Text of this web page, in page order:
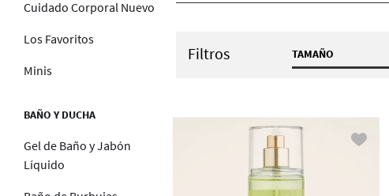
Cuidado Corporal Nuevo
Los Favoritos
Minis
BAÑO Y DUCHA
Gel de Baño y Jabón
Líquido
Filtros
TAMAÑO
10 fl oz / 296 mL